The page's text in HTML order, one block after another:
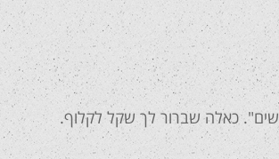
כאלה שברור לך שקל לקלוף.